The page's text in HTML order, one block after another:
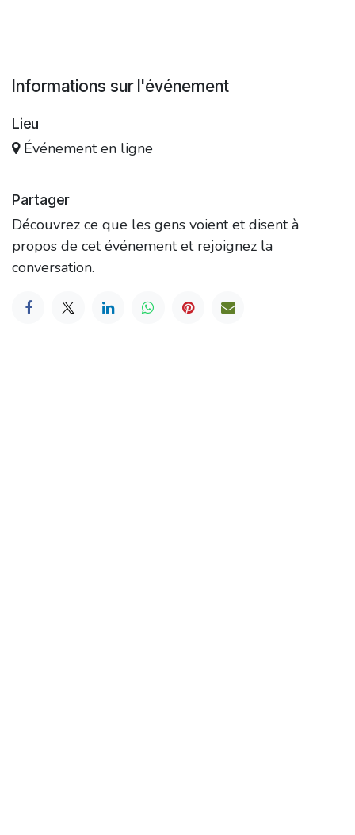
Informations sur l'événement
Lieu
Événement en ligne
Partager
Découvrez ce que les gens voient et disent à
propos de cet événement et rejoignez la
conversation.